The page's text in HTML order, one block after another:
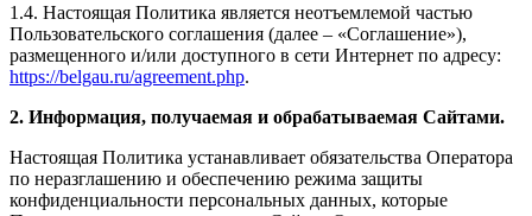
1.4. Настоящая Политика является неотъемлемой частью
Пользовательского соглашения (далее – «Соглашение»),
размещенного и/или доступного в сети Интернет по адресу:
https://belgau.ru/agreement.php.
2. Информация, получаемая и обрабатываемая Сайтами.
Настоящая Политика устанавливает обязательства Оператора
по неразглашению и обеспечению режима защиты
конфиденциальности персональных данных, которые